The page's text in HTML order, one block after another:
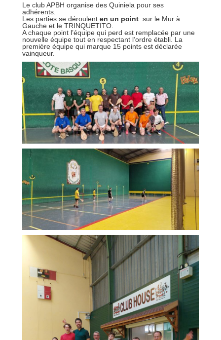
Le club APBH organise des Quiniela pour ses
adhérents.
Les parties se déroulent en un pointsur le Mur à
Gauche et le TRINQUETITO.
A chaque point l’équipe qui perd est remplacée par une
nouvelle équipe tout en respectant l’ordre établi. La
première équipe qui marque 15 points est déclarée
vainqueur.